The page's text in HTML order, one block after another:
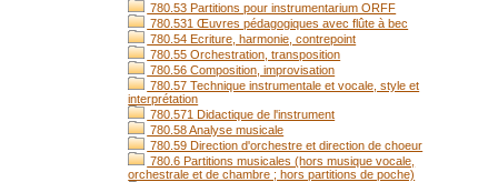
780.53 Partitions pour instrumentarium ORFF
780.531 Œuvres pédagogiques avec flûte à bec
780.54 Ecriture, harmonie, contrepoint
780.55 Orchestration, transposition
780.56 Composition, improvisation
780.57 Technique instrumentale et vocale, style et
interprétation
780.571 Didactique de l'instrument
780.58 Analyse musicale
780.59 Direction d'orchestre et direction de choeur
780.6 Partitions musicales (hors musique vocale,
orchestrale et de chambre ; hors partitions de poche)